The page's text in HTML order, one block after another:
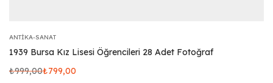
ANTIKA-SANAT
1939 Bursa Kız Lisesi Öğrencileri 28 Adet Fotoğraf
₺999,00₺799,00